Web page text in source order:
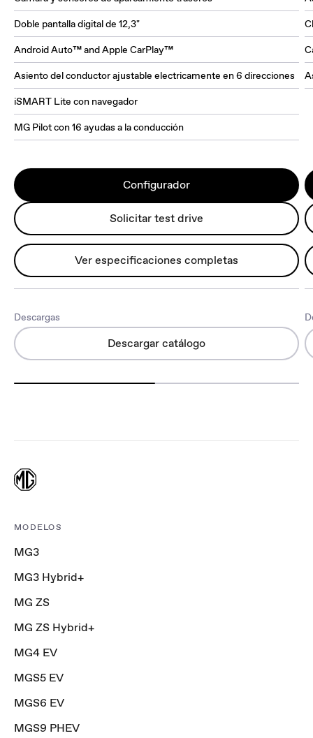
Doble pantalla digital de 12,3"
Android Auto™ and Apple CarPlay™
Asiento del conductor ajustable electricamente en 6 direcciones
iSMART Lite con navegador
MG Pilot con 16 ayudas a la conducción
Configurador
Solicitar test drive
Ver especificaciones completas
Descargas
Descargar catálogo
MODELOS
MG3
MG3 Hybrid+
MG ZS
MG ZS Hybrid+
MG4 EV
MGS5 EV
MGS6 EV
MGS9 PHEV